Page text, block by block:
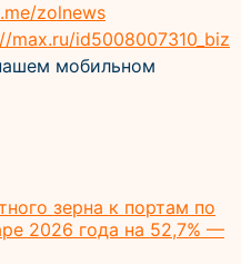
zolnews
max.ru/id5008007310_biz
мобильном
зерна к портам по
2026 года на 52,7% —